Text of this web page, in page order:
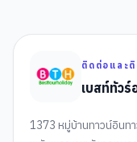
ติดต่อและติ
เบสท์ทัวร์
1373 หมู่บ้านทาวน์อินท